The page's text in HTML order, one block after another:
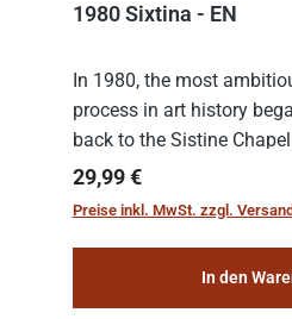
1980 Sixtina - EN
In 1980, the most
process in art history
back to the Sistine
team of experts from the
the meticulous job of
Regulärer Preis:
29,99 €
Preise inkl. MwSt. zzgl.
In den